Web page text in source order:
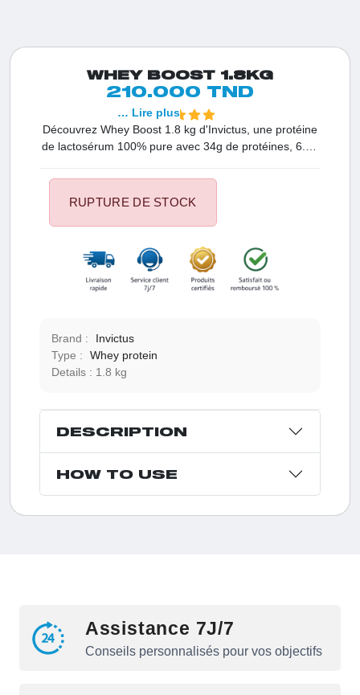
WHEY BOOST 1.8KG
210.000 TND
Découvrez Whey Boost 1.8 kg d'Invictus, une protéine
de lactosérum 100% pure avec 34g de protéines, 6.8g
récupération et développement musculaire avec ce
supplément de qualité supérieure.
… Lire plus
RUPTURE DE STOCK
Brand :
Invictus
Type :
Whey protein
Details :
1.8 kg
DESCRIPTION
HOW TO USE
Assistance 7J/7
Conseils personnalisés pour vos objectifs